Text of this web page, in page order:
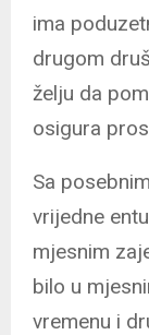
ima
drugom
želju da
osigura
Sa
vrijedne
mjesnim
bilo u
vremenu i